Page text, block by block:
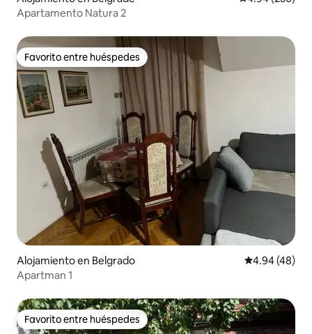
Apartamento Natura 2
Favorito entre huéspedes
Favorito entre huéspedes
Alojamiento en Belgrado Calificación
4.94 (48)
Apartman 1
Favorito entre huéspedes
Favorito entre huéspedes